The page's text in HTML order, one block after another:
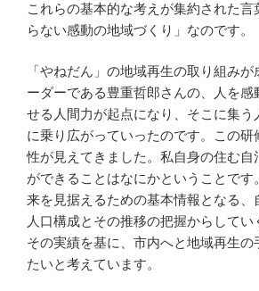
これらの基本的な考えが集約された
らない感動の地域づくり」なのです。
「やねだん」の地域再生の取り組みが
ーダーである豊重哲郎さんの、人を感
せる人間力が起点になり、そこに集う
に乗り広がっていったのです。この研
性が見えてきました。私自身の住む自
ができることはなにかということです
来を見据えるための基本情報となる、
人口構成とその推移の把握からしてい
その実績を基に、市内へと地域再生の
たいと考えています。